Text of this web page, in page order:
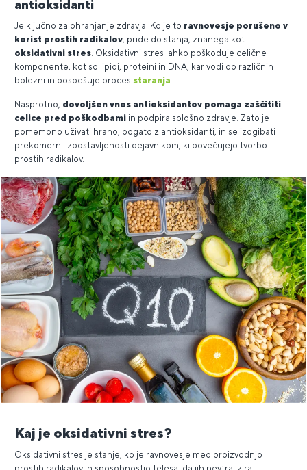
antioksidanti
Je ključno za ohranjanje zdravja. Ko je to ravnovesje porušeno v
korist prostih radikalov, pride do stanja, znanega kot
oksidativni stres. Oksidativni stres lahko poškoduje celične
komponente, kot so lipidi, proteini in DNA, kar vodi do različnih
bolezni in pospešuje proces staranja.
Nasprotno, dovoljšen vnos antioksidantov pomaga zaščititi
celice pred poškodbami in podpira splošno zdravje. Zato je
pomembno uživati hrano, bogato z antioksidanti, in se izogibati
prekomerni izpostavljenosti dejavnikom, ki povečujejo tvorbo
prostih radikalov.
Kaj je oksidativni stres?
Oksidativni stres je stanje, ko je ravnovesje med proizvodnjo